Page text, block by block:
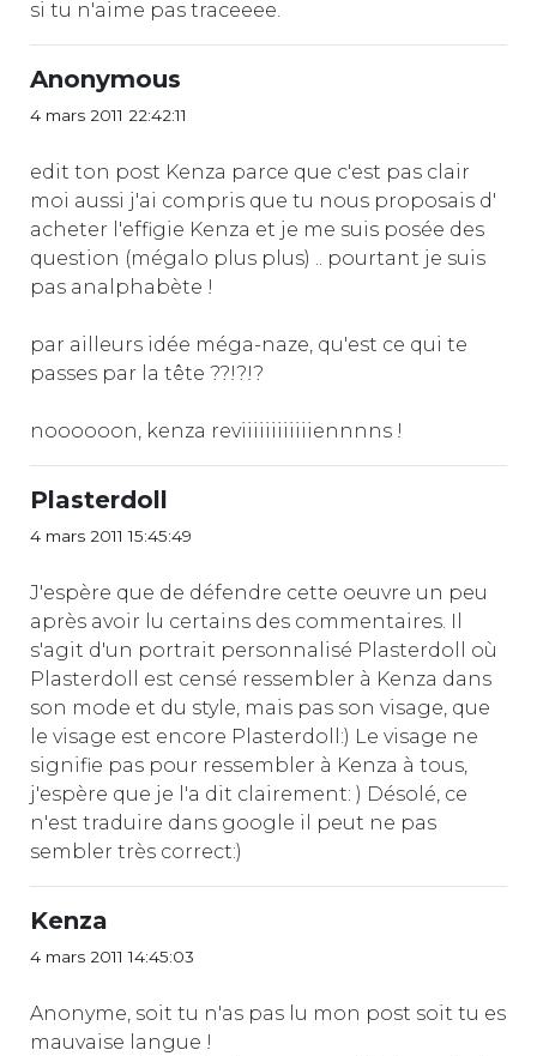
si tu n'aime pas traceeee.
Anonymous
4 mars 2011 22:42:11
edit ton post Kenza parce que c'est pas clair
moi aussi j'ai compris que tu nous proposais d'
acheter l'effigie Kenza et je me suis posée des
question (mégalo plus plus) .. pourtant je suis
pas analphabète !
par ailleurs idée méga-naze, qu'est ce qui te
passes par la tête ??!?!?
noooooon, kenza reviiiiiiiiiiiiennnns !
Plasterdoll
4 mars 2011 15:45:49
J'espère que de défendre cette oeuvre un peu
après avoir lu certains des commentaires. Il
s'agit d'un portrait personnalisé Plasterdoll où
Plasterdoll est censé ressembler à Kenza dans
son mode et du style, mais pas son visage, que
le visage est encore Plasterdoll:) Le visage ne
signifie pas pour ressembler à Kenza à tous,
j'espère que je l'a dit clairement: ) Désolé, ce
n'est traduire dans google il peut ne pas
sembler très correct:)
Kenza
4 mars 2011 14:45:03
Anonyme, soit tu n'as pas lu mon post soit tu es
mauvaise langue !